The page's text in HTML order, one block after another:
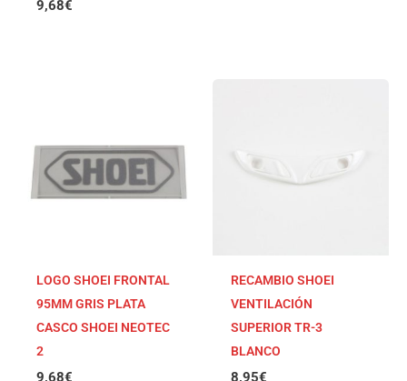
9,68€
LOGO SHOEI FRONTAL
95MM GRIS PLATA
CASCO SHOEI NEOTEC
2
9,68€
RECAMBIO SHOEI
VENTILACIÓN
SUPERIOR TR-3
BLANCO
8,95€